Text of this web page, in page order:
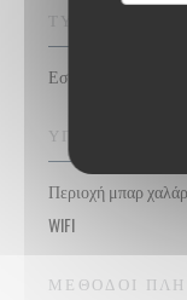
ΤΎΠΟΣ
Εστιατόριο Bistrot,
ΥΠΗΡΕΣΊΕΣ
Περιοχή μπαρ
WIFI
ΜΈΘΟΔΟΙ